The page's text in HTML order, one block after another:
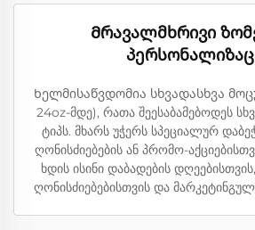
Მრავალმხრივი
Ხელმისაწვდომია სხვადასხვა
24oz-მდე), რათა შეესაბამებოდეს
ტიპს. მხარს უჭერს სპეციალურ
ღონისძიებების ან პრომო-
ხდის ისინი დაბადების
ღონისძიებებისთვის და